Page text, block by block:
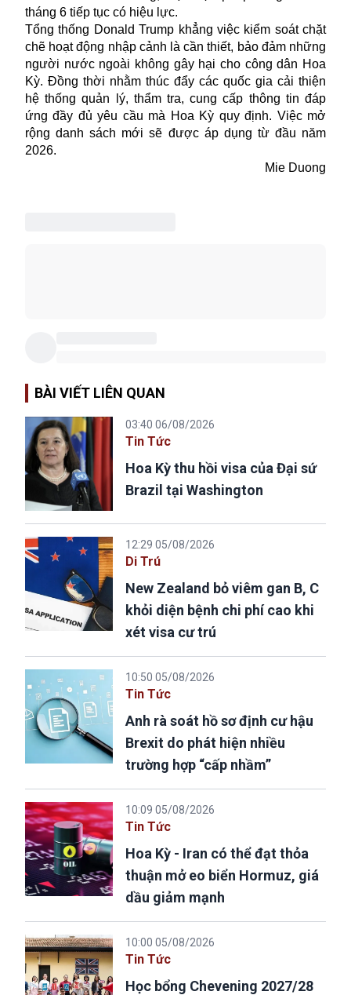
tháng 6 tiếp tục có hiệu lực.
Tổng thống Donald Trump khẳng việc kiểm soát chặt
chẽ hoạt động nhập cảnh là cần thiết, bảo đảm những
người nước ngoài không gây hại cho công dân Hoa
Kỳ. Đồng thời nhằm thúc đẩy các quốc gia cải thiện
hệ thống quản lý, thẩm tra, cung cấp thông tin đáp
ứng đầy đủ yêu cầu mà Hoa Kỳ quy định. Việc mở
rộng danh sách mới sẽ được áp dụng từ đầu năm
2026.
Mie Duong
BÀI VIẾT LIÊN QUAN
03:40 06/08/2026
Tin Tức
Hoa Kỳ thu hồi visa của Đại sứ
Brazil tại Washington
12:29 05/08/2026
Di Trú
New Zealand bỏ viêm gan B, C
khỏi diện bệnh chi phí cao khi
xét visa cư trú
10:50 05/08/2026
Tin Tức
Anh rà soát hồ sơ định cư hậu
Brexit do phát hiện nhiều
trường hợp “cấp nhầm”
10:09 05/08/2026
Tin Tức
Hoa Kỳ - Iran có thể đạt thỏa
thuận mở eo biển Hormuz, giá
dầu giảm mạnh
10:00 05/08/2026
Tin Tức
Học bổng Chevening 2027/28